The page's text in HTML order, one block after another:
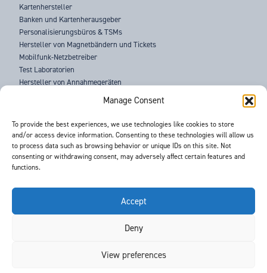
Manage Consent
To provide the best experiences, we use technologies like cookies to store
and/or access device information. Consenting to these technologies will allow us
to process data such as browsing behavior or unique IDs on this site. Not
consenting or withdrawing consent, may adversely affect certain features and
functions.
Accept
Deny
View preferences
Kartenhersteller
Banken und Kartenherausgeber
Personalisierungsbüros & TSMs
Hersteller von Magnetbändern und Tickets
Mobilfunk-Netzbetreiber
Test Laboratorien
Hersteller von Annahmegeräten
Strafverfolgungsbehörden
ÜBER UNS
SUPPORT
NEUIGKEITEN
VERANSTALTUNGEN
BEDINGUNGEN & KONDITIONEN
GDPR DATENSCHUTZERKLÄRUNG